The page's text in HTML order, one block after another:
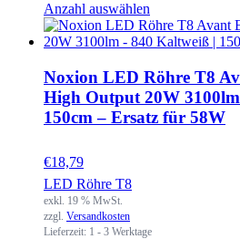
Anzahl auswählen
Noxion LED Röhre T8
High Output 20W
150cm – Ersatz für 58W
€18,79
LED Röhre T8
exkl. 19 % MwSt.
zzgl. Versandkosten
Lieferzeit: 1 - 3 Werktage